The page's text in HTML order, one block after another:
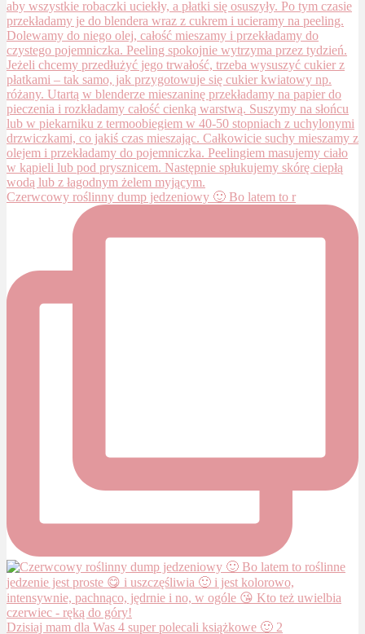
Czerwcowy roślinny dump jedzeniowy 🙂 Bo latem to r
Dzisiaj mam dla Was 4 super polecali książkowe 🙂 2